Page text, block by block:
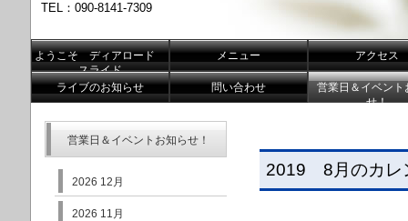
TEL：090-8141-7309
ようこそ ディアロード
スライド
メニュー アクセス
ライブのお知らせ 問い合わせ
営業日＆イベント
せ！
2019 8月のカレ
営業日＆イベントお知らせ！
2026 12月
2026 11月